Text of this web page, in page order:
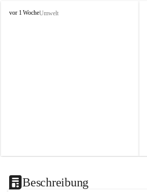
V
vor 1 WocheUmwelt
Beschreibung